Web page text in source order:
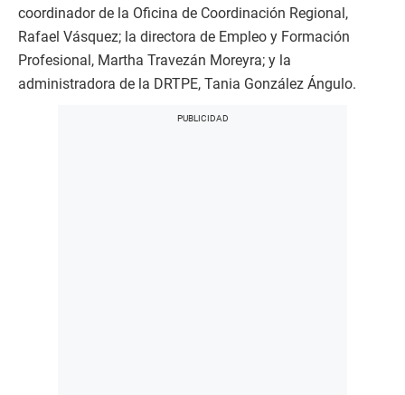
coordinador de la Oficina de Coordinación Regional,
Rafael Vásquez; la directora de Empleo y Formación
Profesional, Martha Travezán Moreyra; y la
administradora de la DRTPE, Tania González Ángulo.